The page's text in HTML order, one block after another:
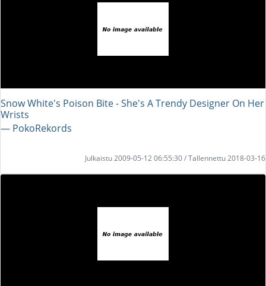
Snow White's Poison Bite - She's A Trendy Designer On Her
Wrists
― PokoRekords
Julkaistu 2009-05-12 06:55:30 / Tallennettu 2018-03-16